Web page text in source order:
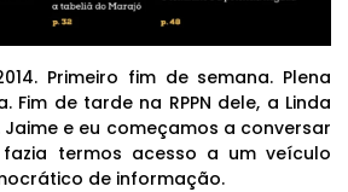
Primeiro fim de semana. Plena
Fim de tarde na RPPN dele, a Linda
Jaime e eu começamos a conversar
termos acesso a um veículo
de informação.